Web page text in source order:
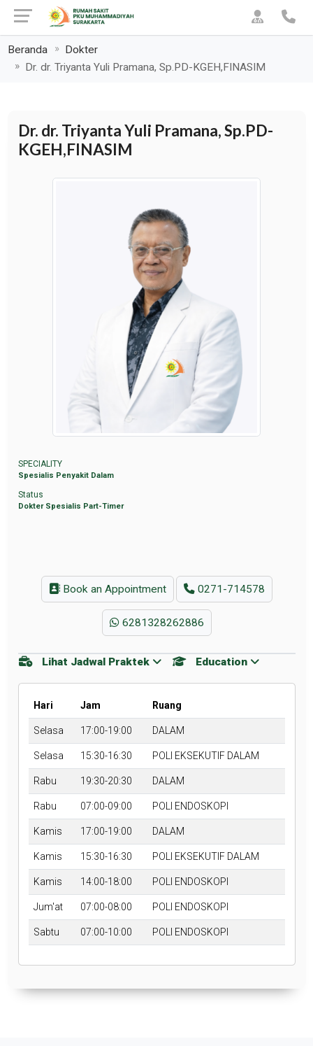
Beranda
Dokter
Dr. dr. Triyanta Yuli Pramana, Sp.PD-KGEH,FINASIM
Dr. dr. Triyanta Yuli Pramana, Sp.PD-
KGEH,FINASIM
SPECIALITY
Spesialis Penyakit Dalam
Status
Dokter Spesialis Part-Timer
Book an Appointment 0271-714578
6281328262886
Lihat Jadwal Praktek Education
Hari Jam Ruang
Selasa 17:00-19:00 DALAM
Selasa 15:30-16:30 POLI EKSEKUTIF DALAM
Rabu 19:30-20:30 DALAM
Rabu 07:00-09:00 POLI ENDOSKOPI
Kamis 17:00-19:00 DALAM
Kamis 15:30-16:30 POLI EKSEKUTIF DALAM
Kamis 14:00-18:00 POLI ENDOSKOPI
Jum'at 07:00-08:00 POLI ENDOSKOPI
Sabtu 07:00-10:00 POLI ENDOSKOPI